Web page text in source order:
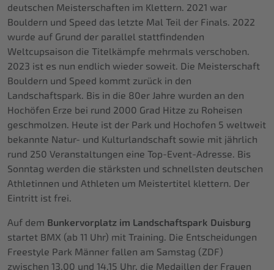
deutschen Meisterschaften im Klettern. 2021 war
Bouldern und Speed das letzte Mal Teil der Finals. 2022
wurde auf Grund der parallel stattfindenden
Weltcupsaison die Titelkämpfe mehrmals verschoben.
2023 ist es nun endlich wieder soweit. Die Meisterschaft
Bouldern und Speed kommt zurück in den
Landschaftspark. Bis in die 80er Jahre wurden an den
Hochöfen Erze bei rund 2000 Grad Hitze zu Roheisen
geschmolzen. Heute ist der Park und Hochofen 5 weltweit
bekannte Natur- und Kulturlandschaft sowie mit jährlich
rund 250 Veranstaltungen eine Top-Event-Adresse. Bis
Sonntag werden die stärksten und schnellsten deutschen
Athletinnen und Athleten um Meistertitel klettern. Der
Eintritt ist frei.
Auf dem Bunkervorplatz im Landschaftspark Duisburg
startet BMX (ab 11 Uhr) mit Training. Die Entscheidungen
Freestyle Park Männer fallen am Samstag (ZDF)
zwischen 13.00 und 14.15 Uhr, die Medaillen der Frauen